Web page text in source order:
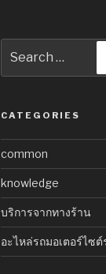
for:
CATEGORIES
common
knowledge
บริการจากทางร้าน
อะไหล่รถมอเตอร์ไซต์